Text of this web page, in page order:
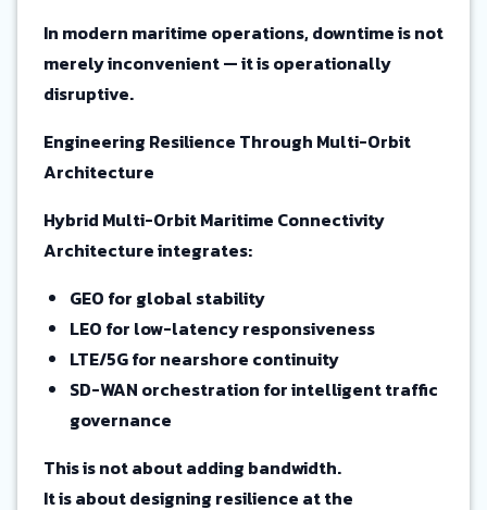
In modern maritime operations, downtime is not
merely inconvenient — it is operationally
disruptive.
Engineering Resilience Through Multi-Orbit
Architecture
Hybrid Multi-Orbit Maritime Connectivity
Architecture integrates:
GEO for global stability
LEO for low-latency responsiveness
LTE/5G for nearshore continuity
SD-WAN orchestration for intelligent traffic
governance
This is not about adding bandwidth.
It is about designing resilience at the